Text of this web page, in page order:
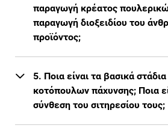
παραγωγή κρέατος
παραγωγή διοξειδίου του
προϊόντος;
5. Ποια είναι τα βασικά
κοτόπουλων πάχυνσης; Ποια
σύνθεση του σιτηρεσίου τους;